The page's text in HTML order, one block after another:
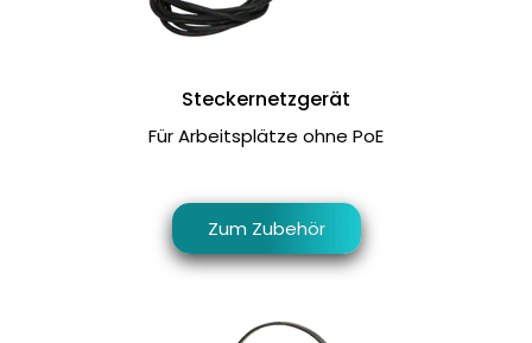
Steckernetzgerät
Für Arbeitsplätze ohne PoE
Zum Zubehör